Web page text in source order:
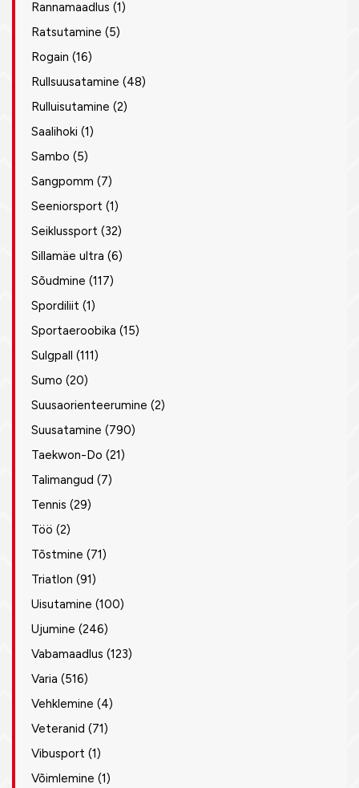
Rannamaadlus (1)
Ratsutamine (5)
Rogain (16)
Rullsuusatamine (48)
Rulluisutamine (2)
Saalihoki (1)
Sambo (5)
Sangpomm (7)
Seeniorsport (1)
Seiklussport (32)
Sillamäe ultra (6)
Sõudmine (117)
Spordiliit (1)
Sportaeroobika (15)
Sulgpall (111)
Sumo (20)
Suusaorienteerumine (2)
Suusatamine (790)
Taekwon-Do (21)
Talimangud (7)
Tennis (29)
Töö (2)
Tõstmine (71)
Triatlon (91)
Uisutamine (100)
Ujumine (246)
Vabamaadlus (123)
Varia (516)
Vehklemine (4)
Veteranid (71)
Vibusport (1)
Võimlemine (1)